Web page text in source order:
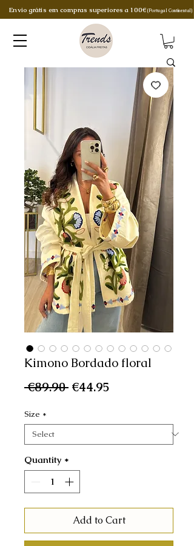
Envio grátis em compras superiores a 100€ (Portugal Continental)
Kimono Bordado floral
€89.90 Regular
€44.95Sale
Size *
Quantity *
Add to Cart